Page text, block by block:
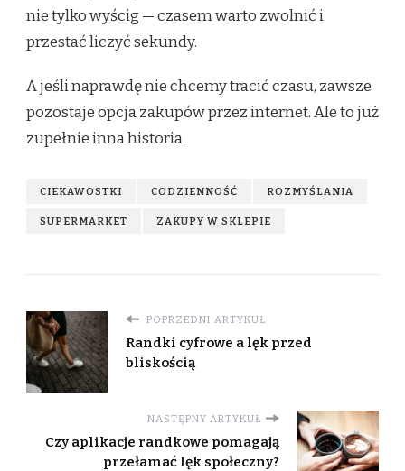
nie tylko wyścig — czasem warto zwolnić i
przestać liczyć sekundy.
A jeśli naprawdę nie chcemy tracić czasu, zawsze
pozostaje opcja zakupów przez internet. Ale to już
zupełnie inna historia.
CIEKAWOSTKI CODZIENNOŚĆ ROZMYŚLANIA
SUPERMARKET ZAKUPY W SKLEPIE
POPRZEDNI ARTYKUŁ
Randki cyfrowe a lęk przed
bliskością
NASTĘPNY ARTYKUŁ
Czy aplikacje randkowe pomagają
przełamać lęk społeczny?